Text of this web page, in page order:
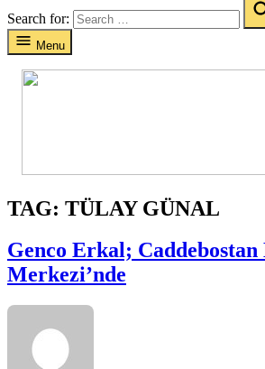
Search for:
Menu
TAG: TÜLAY GÜNAL
Genco Erkal;
Merkezi’nde